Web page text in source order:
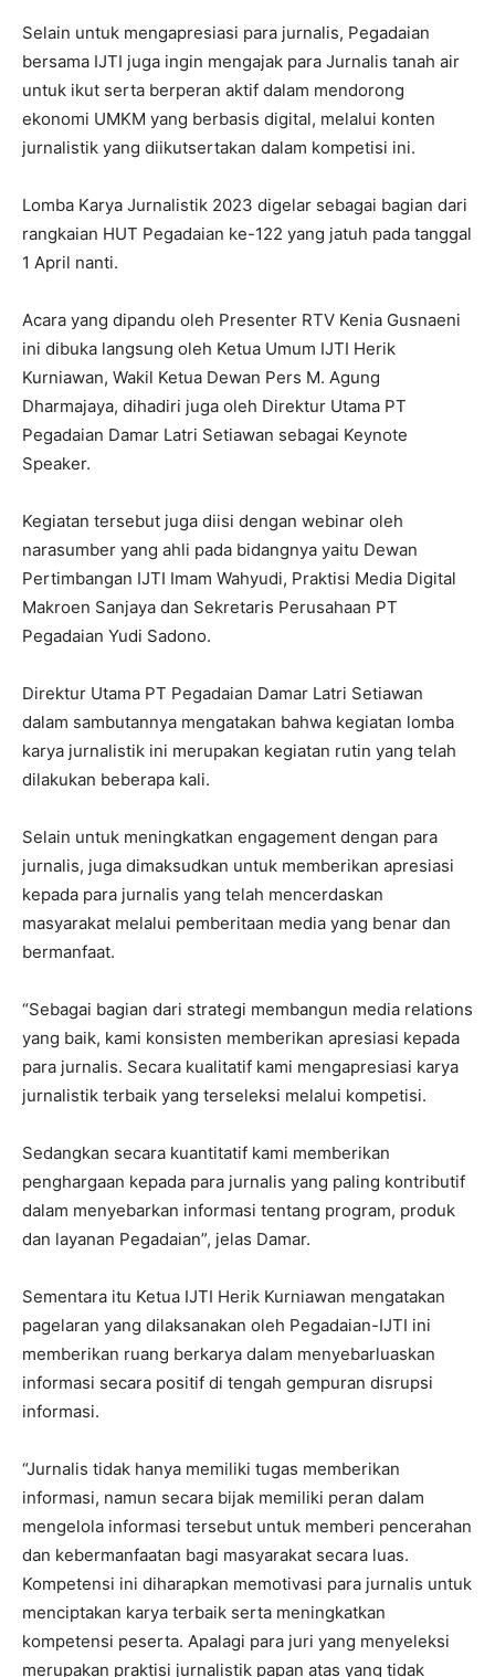
Selain untuk mengapresiasi para jurnalis, Pegadaian
bersama IJTI juga ingin mengajak para Jurnalis tanah air
untuk ikut serta berperan aktif dalam mendorong
ekonomi UMKM yang berbasis digital, melalui konten
jurnalistik yang diikutsertakan dalam kompetisi ini.
Lomba Karya Jurnalistik 2023 digelar sebagai bagian dari
rangkaian HUT Pegadaian ke-122 yang jatuh pada tanggal
1 April nanti.
Acara yang dipandu oleh Presenter RTV Kenia Gusnaeni
ini dibuka langsung oleh Ketua Umum IJTI Herik
Kurniawan, Wakil Ketua Dewan Pers M. Agung
Dharmajaya, dihadiri juga oleh Direktur Utama PT
Pegadaian Damar Latri Setiawan sebagai Keynote
Speaker.
Kegiatan tersebut juga diisi dengan webinar oleh
narasumber yang ahli pada bidangnya yaitu Dewan
Pertimbangan IJTI Imam Wahyudi, Praktisi Media Digital
Makroen Sanjaya dan Sekretaris Perusahaan PT
Pegadaian Yudi Sadono.
Direktur Utama PT Pegadaian Damar Latri Setiawan
dalam sambutannya mengatakan bahwa kegiatan lomba
karya jurnalistik ini merupakan kegiatan rutin yang telah
dilakukan beberapa kali.
Selain untuk meningkatkan engagement dengan para
jurnalis, juga dimaksudkan untuk memberikan apresiasi
kepada para jurnalis yang telah mencerdaskan
masyarakat melalui pemberitaan media yang benar dan
bermanfaat.
“Sebagai bagian dari strategi membangun media relations
yang baik, kami konsisten memberikan apresiasi kepada
para jurnalis. Secara kualitatif kami mengapresiasi karya
jurnalistik terbaik yang terseleksi melalui kompetisi.
Sedangkan secara kuantitatif kami memberikan
penghargaan kepada para jurnalis yang paling kontributif
dalam menyebarkan informasi tentang program, produk
dan layanan Pegadaian”, jelas Damar.
Sementara itu Ketua IJTI Herik Kurniawan mengatakan
pagelaran yang dilaksanakan oleh Pegadaian-IJTI ini
memberikan ruang berkarya dalam menyebarluaskan
informasi secara positif di tengah gempuran disrupsi
informasi.
“Jurnalis tidak hanya memiliki tugas memberikan
informasi, namun secara bijak memiliki peran dalam
mengelola informasi tersebut untuk memberi pencerahan
dan kebermanfaatan bagi masyarakat secara luas.
Kompetensi ini diharapkan memotivasi para jurnalis untuk
menciptakan karya terbaik serta meningkatkan
kompetensi peserta. Apalagi para juri yang menyeleksi
merupakan praktisi jurnalistik papan atas yang tidak